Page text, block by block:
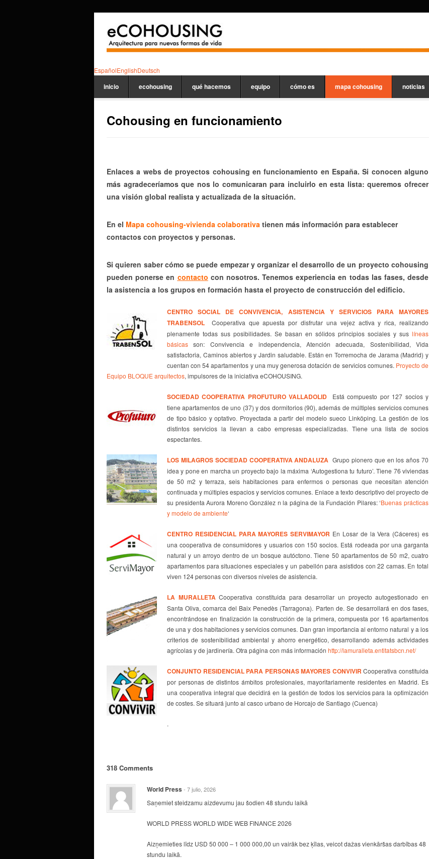
EspañolEnglishDeutsch
inicio ecohousing qué hacemos equipo cómo es mapa cohousing noticias
Cohousing en funcionamiento
Enlaces a webs de proyectos cohousing en funcionamiento en España. Si conocen alguno
más agradeceríamos que nos lo comunicaran para incluirlo en esta lista: queremos ofrecer
una visión global realista y actualizada de la situación.
En el Mapa cohousing-vivienda colaborativa tienen más información para establecer
contactos con proyectos y personas.
Si quieren saber cómo se puede empezar y organizar el desarrollo de un proyecto cohousing
pueden ponerse en contacto con nosotros. Tenemos experiencia en todas las fases, desde
la asistencia a los grupos en formación hasta el proyecto de construcción del edificio.
CENTRO SOCIAL DE CONVIVENCIA, ASISTENCIA Y SERVICIOS PARA MAYORES
TRABENSOL
Cooperativa que apuesta por disfrutar una vejez activa y rica, realizando
plenamente todas sus posibilidades. Se basan en sólidos principios sociales y sus líneas
básicas son: Convivencia e independencia, Atención adecuada, Sostenibilidad, Vida
satisfactoria, Caminos abiertos y Jardin saludable. Están en Torremocha de Jarama (Madrid) y
cuentan con 54 apartamentos y una muy generosa dotación de servicios comunes. Proyecto de
Equipo BLOQUE arquitectos, impulsores de la iniciativa eCOHOUSING.
SOCIEDAD COOPERATIVA PROFUTURO VALLADOLID Está compuesto por 127 socios y
tiene apartamentos de uno (37) y dos dormitorios (90), además de múltiples servicios comunes
de tipo básico y optativo. Proyectada a partir del modelo sueco Linköping. La gestión de los
distintos servicios la llevan a cabo empresas especializadas. Tiene una lista de socios
espectantes.
LOS MILAGROS SOCIEDAD COOPERATIVA ANDALUZA Grupo pionero que en los años 70
idea y pone en marcha un proyecto bajo la máxima ‘Autogestiona tu futuro’. Tiene 76 viviendas
de 50 m2 y terraza, seis habitaciones para enfermos o personas que necesitan atención
continuada y múltiples espacios y servicios comunes. Enlace a texto descriptivo del proyecto de
su presidenta Aurora Moreno González n la página de la Fundación Pilares: ‘Buenas prácticas
y modelo de ambiente‘
CENTRO RESIDENCIAL PARA MAYORES SERVIMAYOR En Losar de la Vera (Cáceres) es
una cooperativa de consumidores y usuarios con 150 socios. Está rodeada por una garganta
natural y un arroyo dentro de un bosque autóctono. Tiene 50 apartamentos de 50 m2, cuatro
apartamentos para situaciones especiales y un pabellón para asistidos con 22 camas. En total
viven 124 personas con diversos niveles de asistencia.
LA MURALLETA Cooperativa constituida para desarrollar un proyecto autogestionado en
Santa Oliva, comarca del Baix Penedès (Tarragona). Parten de. Se desarrollará en dos fases,
encontrándose en finalización la construcción de la primera, compuesta por 16 apartamentos
de una y dos habitaciones y servicios comunes. Dan gran importancia al entorno natural y a los
criterios de sostenibilidad ambiental y ahorro energético, desarrollando además actividades
agrícolas y de jardinería. Otra página con más información http://lamuralleta.entitatsbcn.net/
CONJUNTO RESIDENCIAL PARA PERSONAS MAYORES CONVIVIR Cooperativa constituida
por personas de distintos ámbitos profesionales, mayoritariamente residentes en Madrid. Es
una cooperativa integral que decidirá en la gestión de todos los servicios para la optimización
de costes. Se situará junto al casco urbano de Horcajo de Santiago (Cuenca)
.
318 Comments
World Press - 7 julio, 2026
Saņemiet steidzamu aizdevumu jau šodien 48 stundu laikā
WORLD PRESS WORLD WIDE WEB FINANCE 2026
Aizņemieties līdz USD 50 000 – 1 000 000,00 un vairāk bez ķīlas, veicot dažas vienkāršas darbības 48
stundu laikā.